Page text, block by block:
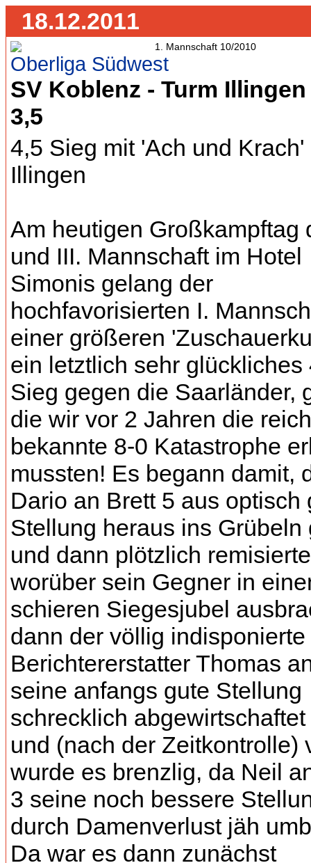
18.12.2011
Oberliga Südwest
SV Koblenz - Turm Illingen
3,5
4,5 Sieg mit 'Ach und Krach'
Illingen
Am heutigen Großkampftag
und III. Mannschaft im Hotel
Simonis gelang der
hochfavorisierten I.
einer größeren
ein letztlich sehr glückliches
Sieg gegen die Saarländer,
die wir vor 2 Jahren die
bekannte 8-0 Katastrophe
mussten! Es begann damit,
Dario an Brett 5 aus optisch
Stellung heraus ins Grübeln
und dann plötzlich
worüber sein Gegner in
schieren Siegesjubel
dann der völlig indisponierte
Berichtererstatter Thomas
seine anfangs gute Stellung
schrecklich
und (nach der Zeitkontrolle)
wurde es brenzlig, da Neil
3 seine noch bessere
durch Damenverlust jäh
Da war es dann zunächst